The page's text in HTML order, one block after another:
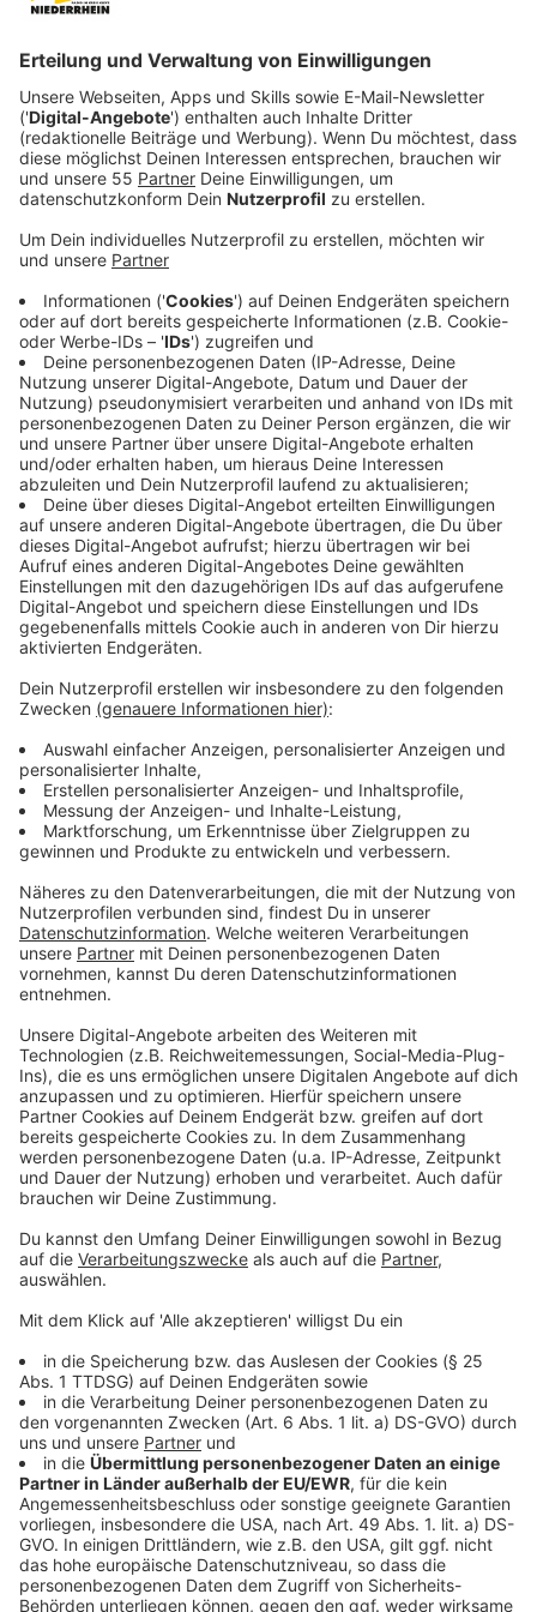
Doch dann tritt er auf Empfehlung Russels einen Job
als Bodyguard bei Gewerkschaftsführer Jimmy Hoffa
(Al Pacino) an. Hoffa arbeitet mit den Cosa Nostra
zusammen. Zwischen den beiden Männern entwickelt
sich erst Respekt, dann eine enge Freundschaft. Frank
steigt durch diese Freundschaft und seine Taten, die
ihm viel Respekt verschaffen, immer weiter bei der
Mafia auf. Doch dann bekommt er den Auftrag, Hoffa
zu ermorden...
Anzeige
Wir benötigen Ihre
Zustimmung, um den YouTube
Video-Service zu laden!
Wir verwenden einen Service eines
Drittanbieters, um Videoinhalte
einzubetten. Dieser Service kann
Daten zu Ihren Aktivitäten
sammeln. Bitte lesen Sie die
Details durch und stimmen Sie der
Nutzung des Service zu, um dieses
Video anzusehen.
Akzeptieren
powered byUsercentrics Consent
Frank Sheeran ist in Mafiakreisen gefürchtet. Doch
dann soll er ausgerechnet den Mann ermorden, der ihm
am meisten bedeutet.
Anzeige
©Copyright Netflix
Frank bekommt von Mafiaboss Russell einen neuen
Job angeboten. Soll er ihn annehmen?
Zeit ein enger Vertrauter des mafiösen
Gewerkschaftsführers.
Anzeige